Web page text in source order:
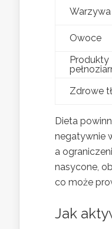
Warzywa
Owoce
Produkty
Zdrowe
Dieta
negatywnie
a
nasycone,
co może
Jak